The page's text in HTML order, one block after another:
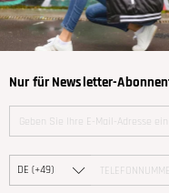
Nur für Newsletter-